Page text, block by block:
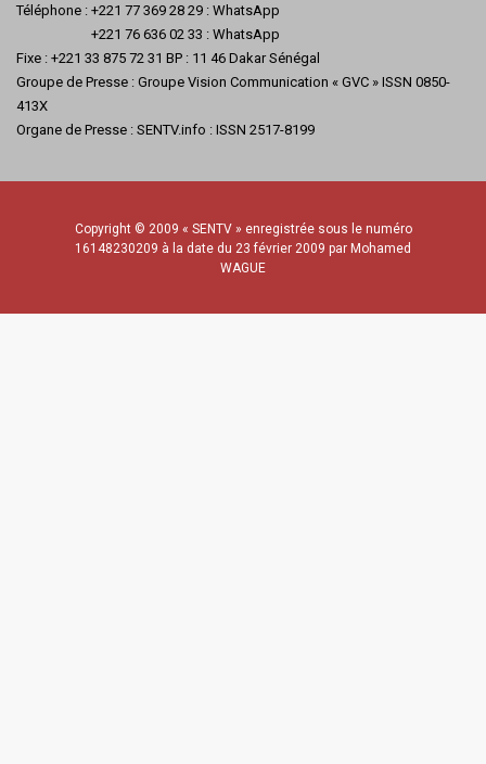
Téléphone : +221 77 369 28 29 : WhatsApp
+221 76 636 02 33 : WhatsApp
Fixe : +221 33 875 72 31 BP : 11 46 Dakar Sénégal
Groupe de Presse : Groupe Vision Communication « GVC » ISSN 0850-
413X
Organe de Presse : SENTV.info : ISSN 2517-8199
Copyright © 2009 « SENTV » enregistrée sous le numéro
16148230209 à la date du 23 février 2009 par Mohamed
WAGUE